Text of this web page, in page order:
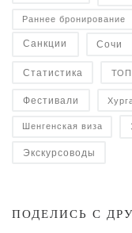
Раннее бронирование
Санкции Сочи
Статистика ТОП
Фестивали
Шенгенская виза
Экскурсоводы
ПОДЕЛИСЬ С